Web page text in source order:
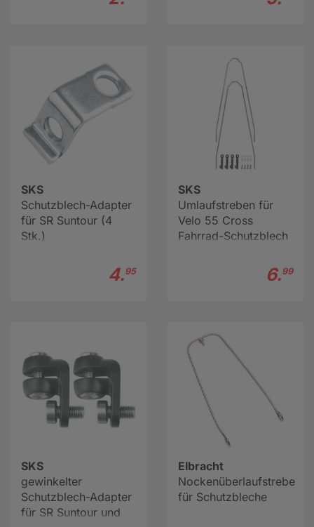
SKS
Schutzblech-Adapter
für SR Suntour (4
Stk.)
4.95
SKS
Umlaufstreben für
Velo 55 Cross
Fahrrad-Schutzblech
6.99
SKS
gewinkelter
Schutzblech-Adapter
für SR Suntour und
Elbracht
Nockenüberlaufstrebe
für Schutzbleche